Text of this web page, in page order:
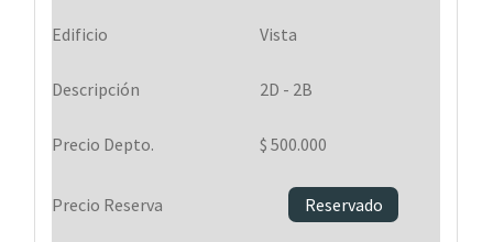
Vista
2D - 2B
$ 500.000
Reservado